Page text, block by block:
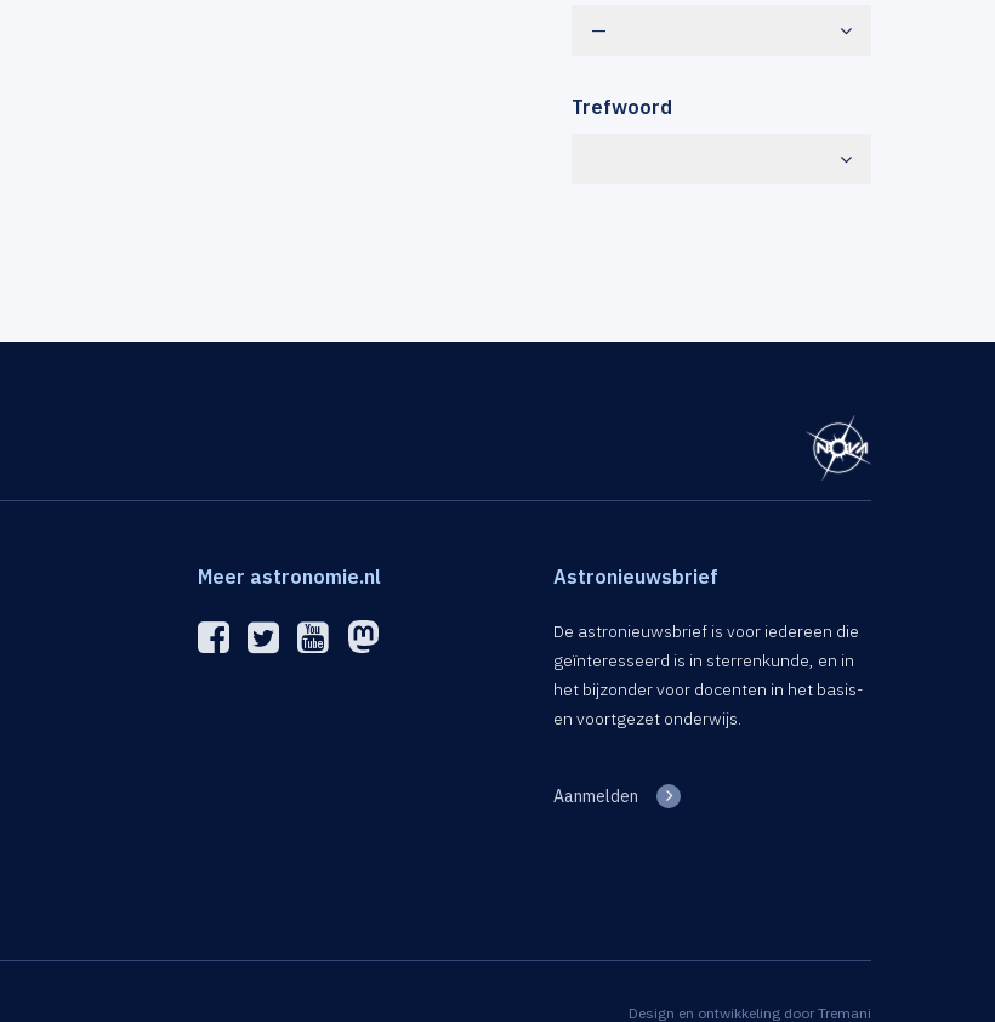
—
Trefwoord
Meer astronomie.nl Astronieuwsbrief
De astronieuwsbrief is voor iedereen die
geïnteresseerd is in sterrenkunde, en in
het bijzonder voor docenten in het basis-
en voortgezet onderwijs.
Aanmelden
Design en ontwikkeling door Tremani